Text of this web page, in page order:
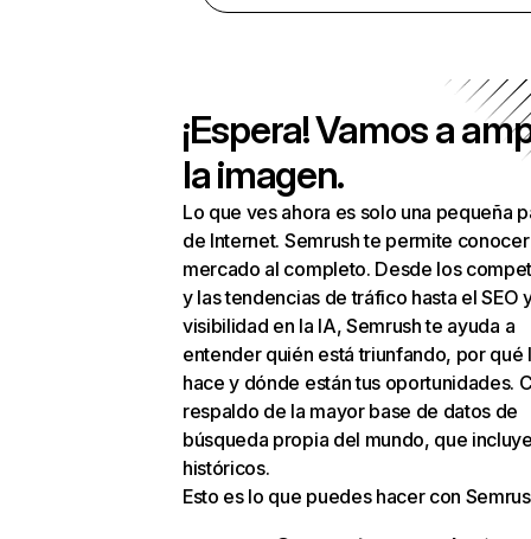
¡Espera! Vamos a
la imagen.
Lo que ves ahora es solo una pequeña
de Internet. Semrush te permite
mercado al completo. Desde los
y las tendencias de tráfico hasta el SEO
visibilidad en la IA, Semrush te ayuda a
entender quién está triunfando, por qué
hace y dónde están tus oportunidades.
respaldo de la mayor base de datos de
búsqueda propia del mundo, que
históricos.
Esto es lo que puedes hacer con